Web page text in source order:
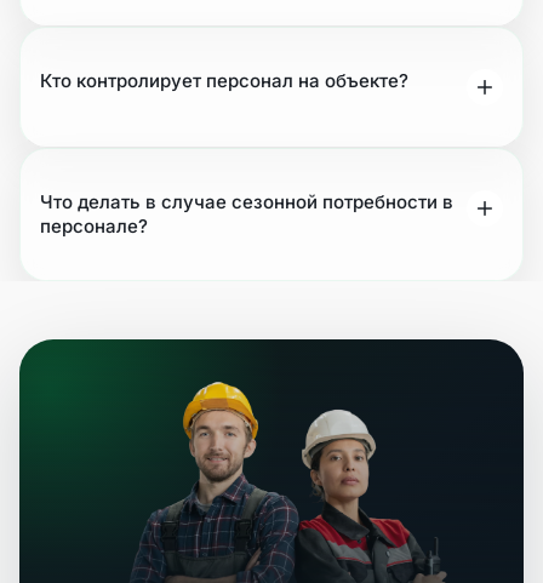
Кто контролирует персонал на объекте?
Что делать в случае сезонной потребности в
персонале?